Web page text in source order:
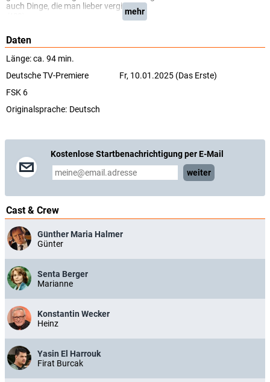
auch Dinge, die man lieber vergisst ...
mehr
Daten
Länge: ca. 94 min.
Deutsche TV-Premiere
Fr, 10.01.2025 (Das Erste)
FSK 6
Originalsprache: Deutsch
Kostenlose Startbenachrichtigung per E-Mail
weiter
Cast & Crew
Günther Maria Halmer
Günter
Senta Berger
Marianne
Konstantin Wecker
Heinz
Yasin El Harrouk
Firat Burcak